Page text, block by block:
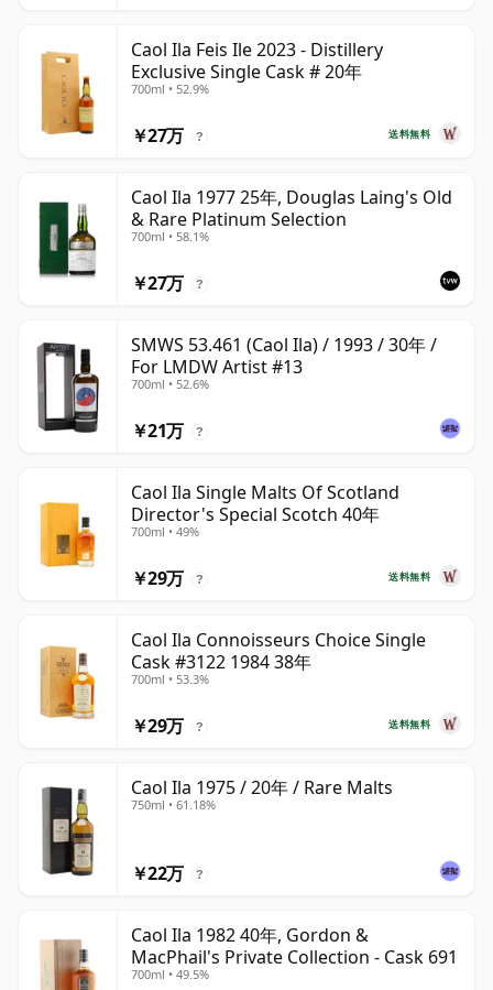
Caol Ila Feis Ile 2023 - Distillery
Exclusive Single Cask # 20年
700ml • 52.9%
送料無料
￥27万 ?
Caol Ila 1977 25年, Douglas Laing's Old
& Rare Platinum Selection
700ml • 58.1%
￥27万 ?
SMWS 53.461 (Caol Ila) / 1993 / 30年 /
For LMDW Artist #13
700ml • 52.6%
￥21万 ?
Caol Ila Single Malts Of Scotland
Director's Special Scotch 40年
700ml • 49%
送料無料
￥29万 ?
Caol Ila Connoisseurs Choice Single
Cask #3122 1984 38年
700ml • 53.3%
送料無料
￥29万 ?
Caol Ila 1975 / 20年 / Rare Malts
750ml • 61.18%
￥22万 ?
Caol Ila 1982 40年, Gordon &
MacPhail's Private Collection - Cask 691
700ml • 49.5%